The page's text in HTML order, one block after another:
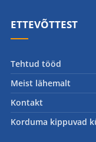
ETTEVÕTTEST
Tehtud tööd
Meist lähemalt
Kontakt
Korduma kippuvad